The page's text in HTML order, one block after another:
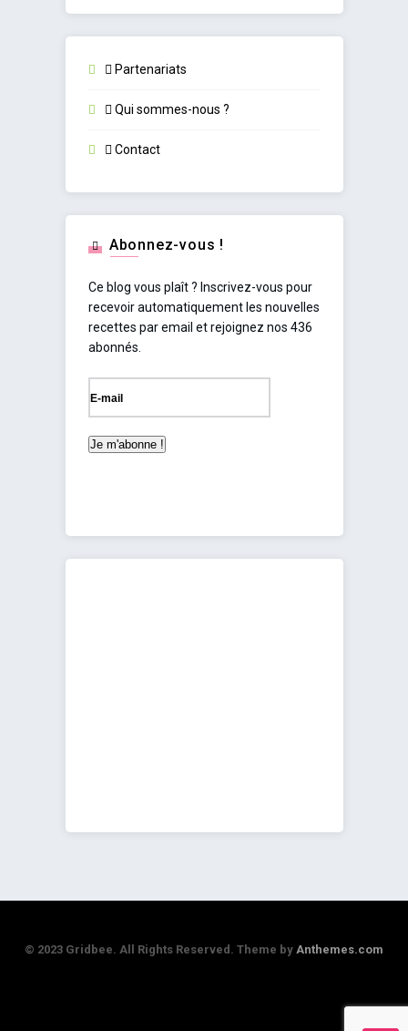
Partenariats
Qui sommes-nous ?
Contact
Abonnez-vous !
Ce blog vous plaît ? Inscrivez-vous pour
recevoir automatiquement les nouvelles
recettes par email et rejoignez nos 436
abonnés.
© 2023 Gridbee. All Rights Reserved. Theme by Anthemes.com